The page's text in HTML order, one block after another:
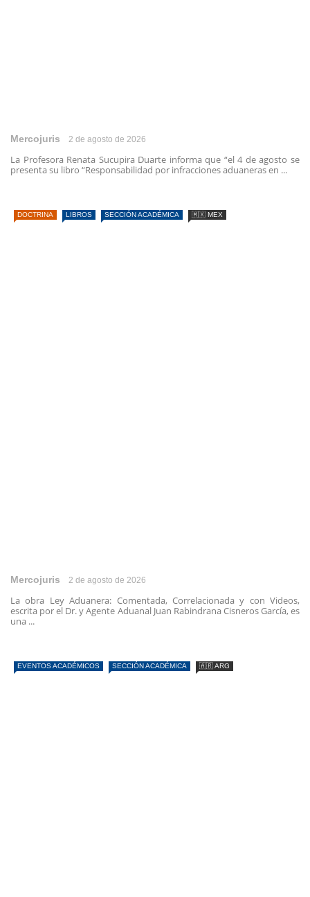
Mercojuris 2 de agosto de 2026
La Profesora Renata Sucupira Duarte informa que “el 4 de agosto se
presenta su libro “Responsabilidad por infracciones aduaneras en ...
DOCTRINA LIBROS SECCIÓN ACADÉMICA 🇲🇽 MEX
Mercojuris 2 de agosto de 2026
La obra Ley Aduanera: Comentada, Correlacionada y con Videos,
escrita por el Dr. y Agente Aduanal Juan Rabindrana Cisneros García, es
una ...
EVENTOS ACADÉMICOS SECCIÓN ACADÉMICA 🇦🇷 ARG